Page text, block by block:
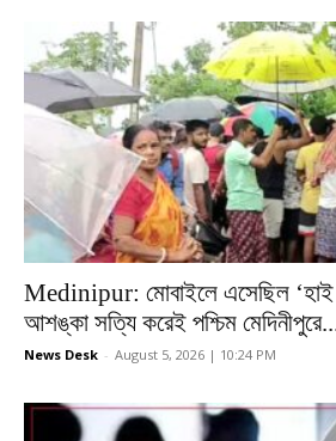
Medinipur: মোবাইলে এসেছিল ‘হাই
আশঙ্কা সত্যি করেই পশ্চিম
News Desk - August 5, 2026 | 10:24 PM